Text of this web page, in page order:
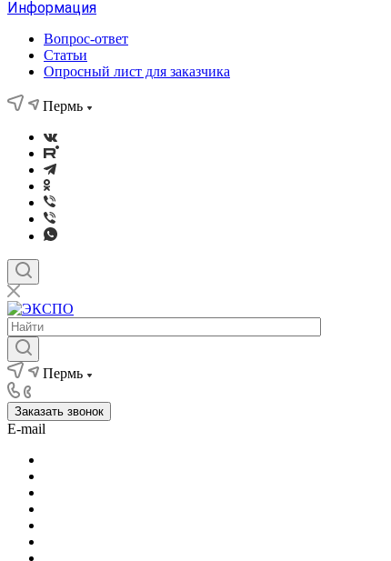
Информация
Вопрос-ответ
Статьи
Опросный лист для заказчика
Пермь
Пермь
Заказать звонок
E-mail